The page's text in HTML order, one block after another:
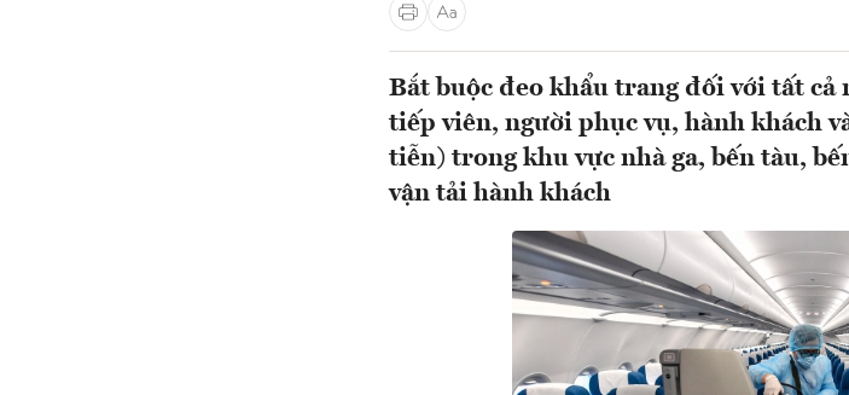
Bắt buộc đeo khẩu trang đối với tất
tiếp viên, người phục vụ, hành khách
tiễn) trong khu vực nhà ga, bến tàu,
vận tải hành khách